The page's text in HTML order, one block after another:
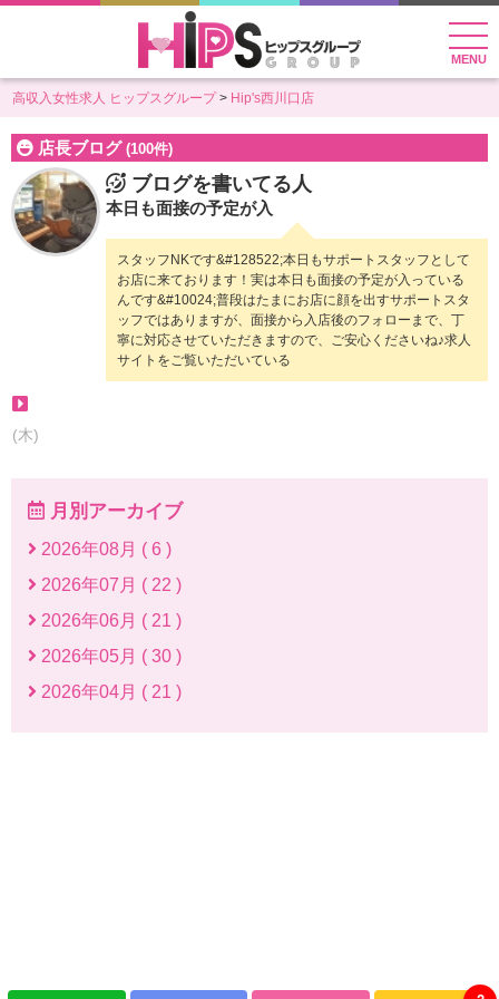
MENU
高収入女性求人 ヒップスグループ Hip's西川口店
店長ブログ (100件)
ブログを書いてる人
本日も面接の予定が入
スタッフNKです&#128522;本日もサポートスタッフとして
お店に来ております！実は本日も面接の予定が入っている
んです&#10024;普段はたまにお店に顔を出すサポートスタ
ッフではありますが、面接から入店後のフォローまで、丁
寧に対応させていただきますので、ご安心くださいね♪求人
サイトをご覧いただいている
(木)
月別アーカイブ
2026年08月 ( 6 )
2026年07月 ( 22 )
2026年06月 ( 21 )
2026年05月 ( 30 )
2026年04月 ( 21 )